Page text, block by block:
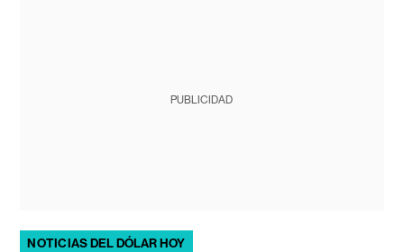
PUBLICIDAD
NOTICIAS DEL DÓLAR HOY